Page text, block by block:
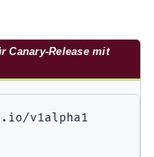
Canary-Release mit